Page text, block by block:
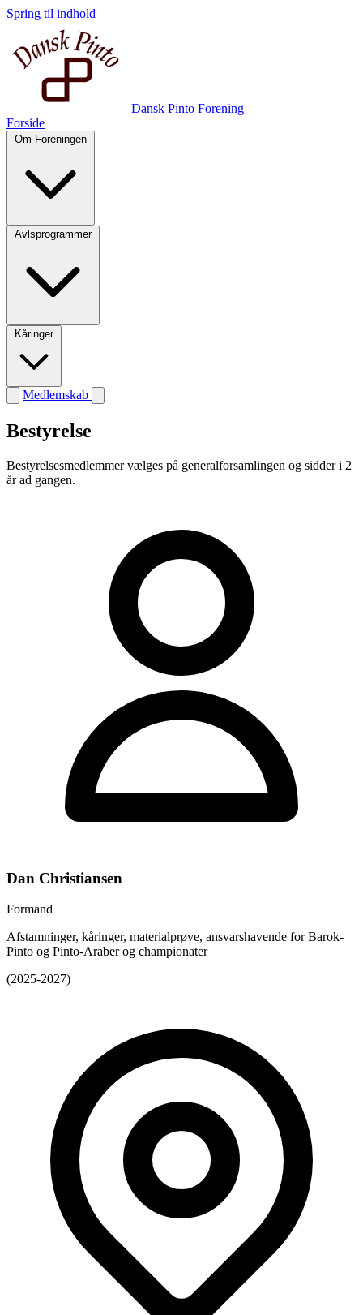
Spring til indhold
Dansk Pinto Forening
Forside
Om Foreningen
Avlsprogrammer
Kåringer
Medlemskab
Bestyrelse
Bestyrelsesmedlemmer vælges på generalforsamlingen og sidder i 2
år ad gangen.
Dan Christiansen
Formand
Afstamninger, kåringer, materialprøve, ansvarshavende for Barok-
Pinto og Pinto-Araber og championater
(2025-2027)